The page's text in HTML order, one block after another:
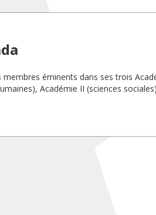
éminents dans ses trois
Académie II (sciences